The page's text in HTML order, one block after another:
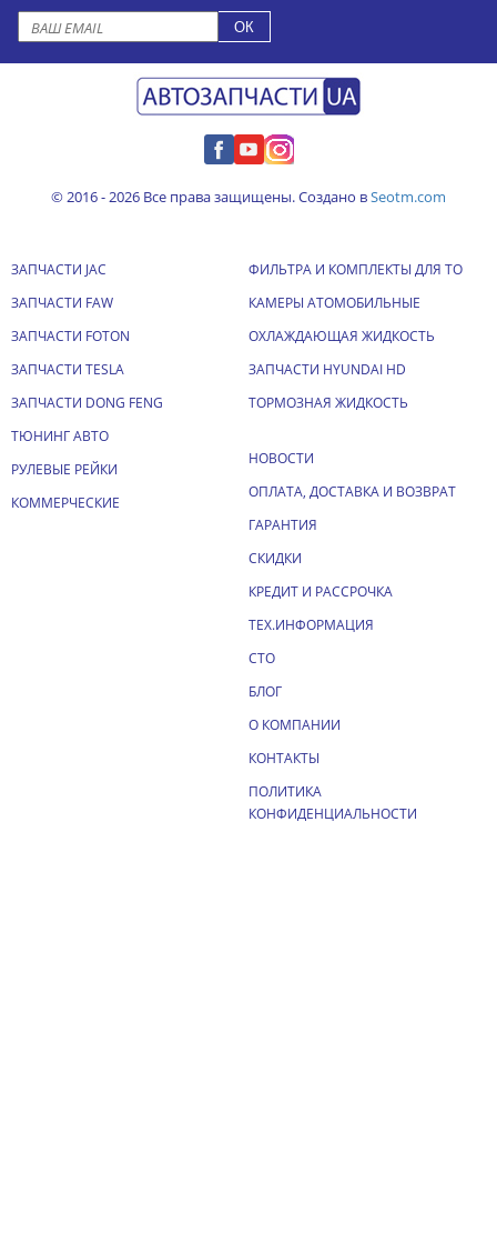
© 2016 - 2026 Все права защищены. Создано вSeotm.com
ЗАПЧАСТИ JAC
ЗАПЧАСТИ FAW
ЗАПЧАСТИ FOTON
ЗАПЧАСТИ TESLA
ЗАПЧАСТИ DONG FENG
ТЮНИНГ АВТО
РУЛЕВЫЕ РЕЙКИ
КОММЕРЧЕСКИЕ
ФИЛЬТРА И КОМПЛЕКТЫ ДЛЯ ТО
КАМЕРЫ АТОМОБИЛЬНЫЕ
ОХЛАЖДАЮЩАЯ ЖИДКОСТЬ
ЗАПЧАСТИ HYUNDAI HD
ТОРМОЗНАЯ ЖИДКОСТЬ
НОВОСТИ
ОПЛАТА, ДОСТАВКА И ВОЗВРАТ
ГАРАНТИЯ
СКИДКИ
КРЕДИТ И РАССРОЧКА
ТЕХ.ИНФОРМАЦИЯ
СТО
БЛОГ
О КОМПАНИИ
КОНТАКТЫ
ПОЛИТИКА
КОНФИДЕНЦИАЛЬНОСТИ